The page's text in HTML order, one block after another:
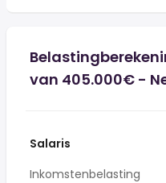
van 405.000€ -
Salaris
Inkomstenbelasting